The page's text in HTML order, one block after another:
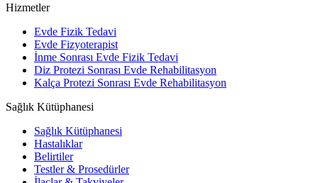
Hizmetler
Evde Fizik Tedavi
Evde Fizyoterapist
İnme Sonrası Evde Fizik Tedavi
Diz Protezi Sonrası Evde Rehabilitasyon
Kalça Protezi Sonrası Evde Rehabilitasyon
Sağlık Kütüphanesi
Sağlık Kütüphanesi
Hastalıklar
Belirtiler
Testler & Prosedürler